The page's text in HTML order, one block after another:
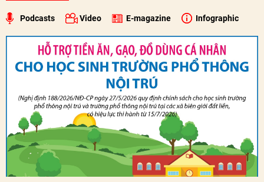
Podcasts Video E-magazine Infographic